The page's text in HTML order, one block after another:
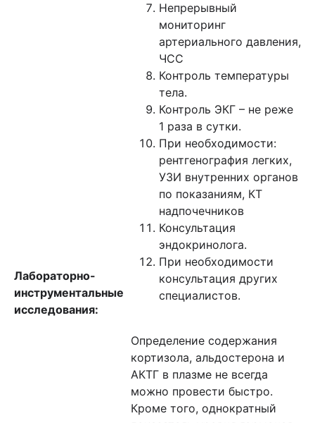
Лабораторно-
инструментальные
исследования:
Непрерывный
мониторинг
артериального давления,
ЧСС
Контроль температуры
тела.
Контроль ЭКГ – не реже
1 раза в сутки.
При необходимости:
рентгенография легких,
УЗИ внутренних органов
по показаниям, КТ
надпочечников
Консультация
эндокринолога.
При необходимости
консультация других
специалистов.
Определение содержания
кортизола, альдостерона и
АКТГ в плазме не всегда
можно провести быстро.
Кроме того, однократный